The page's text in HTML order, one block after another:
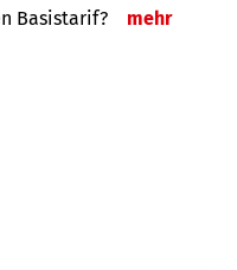
Basistarif?
mehr